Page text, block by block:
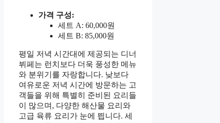
가격 구성:
세트 A: 60,000원
세트 B: 85,000원
평일 저녁 시간대에 제공되는 디너
뷔페는 런치보다 더욱 풍성한 메뉴
와 분위기를 자랑합니다. 낮보다
여유로운 저녁 시간에 방문하는 고
객들을 위해 특별히 준비된 요리들
이 많으며, 다양한 해산물 요리와
고급 육류 요리가 눈에 띕니다. 세